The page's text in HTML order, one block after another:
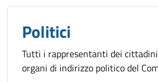
Politici
Tutti i rappresentanti dei
organi di indirizzo politico del